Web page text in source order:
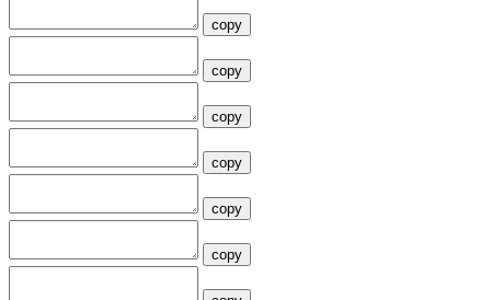
copy
copy
copy
copy
copy
copy